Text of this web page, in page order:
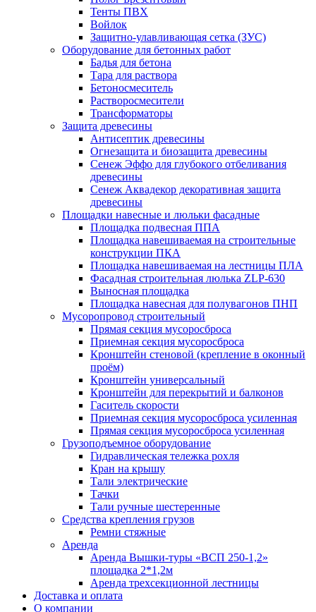
Тенты ПВХ
Войлок
Защитно-улавливающая сетка (ЗУС)
Оборудование для бетонных работ
Бадья для бетона
Тара для раствора
Бетоносмеситель
Растворосмесители
Трансформаторы
Защита древесины
Антисептик древесины
Огнезащита и биозащита древесины
Сенеж Эффо для глубокого отбеливания
древесины
Сенеж Аквадекор декоративная защита
древесины
Площадки навесные и люльки фасадные
Площадка подвесная ППА
Площадка навешиваемая на строительные
конструкции ПКА
Площадка навешиваемая на лестницы ПЛА
Фасадная строительная люлька ZLP-630
Выносная площадка
Площадка навесная для полувагонов ПНП
Мусоропровод строительный
Прямая секция мусоросброса
Приемная секция мусоросброса
Кронштейн стеновой (крепление в оконный
проём)
Кронштейн универсальный
Кронштейн для перекрытий и балконов
Гаситель скорости
Приемная секция мусоросброса усиленная
Прямая секция мусоросброса усиленная
Грузоподъемное оборудование
Гидравлическая тележка рохля
Кран на крышу
Тали электрические
Тачки
Тали ручные шестеренные
Средства крепления грузов
Ремни стяжные
Аренда
Аренда Вышки-туры «ВСП 250-1,2»
площадка 2*1,2м
Аренда трехсекционной лестницы
Доставка и оплата
О компании